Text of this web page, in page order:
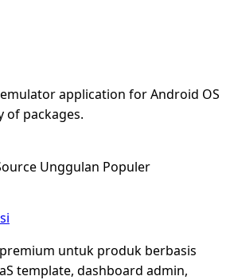
application for Android OS
of packages.
Unggulan Populer
untuk produk berbasis
template, dashboard admin,